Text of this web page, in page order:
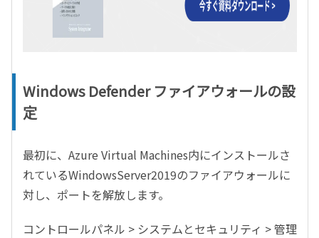
Windows Defender ファイアウォールの設
定
最初に、 Azure Virtual Machines内にインストールさ
れているWindowsServer2019のファイアウォールに
対し、ポートを解放します。
コントロールパネル > システムとセキュリティ >管理